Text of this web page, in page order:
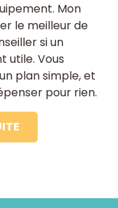
Mon
le meilleur de
si un
utile. Vous
plan simple, et
pour rien.